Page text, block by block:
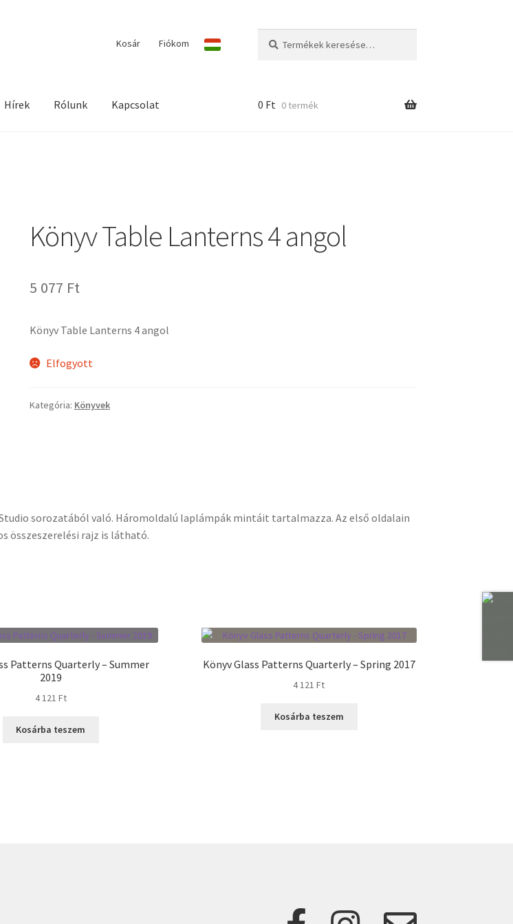
Kosár Fiókom
Hírek Rólunk Kapcsolat 0 Ft 0 termék
Könyv Table Lanterns 4 angol
5 077 Ft
Könyv Table Lanterns 4 angol
Elfogyott
Kategória: Könyvek
sorozatából való. Háromoldalú laplámpák mintáit tartalmazza. Az első oldalain
összeszerelési rajz is látható.
Patterns Quarterly – Summer
2019
4 121 Ft
Kosárba teszem
Könyv Glass Patterns Quarterly – Spring 2017
4 121Ft
Kosárba teszem